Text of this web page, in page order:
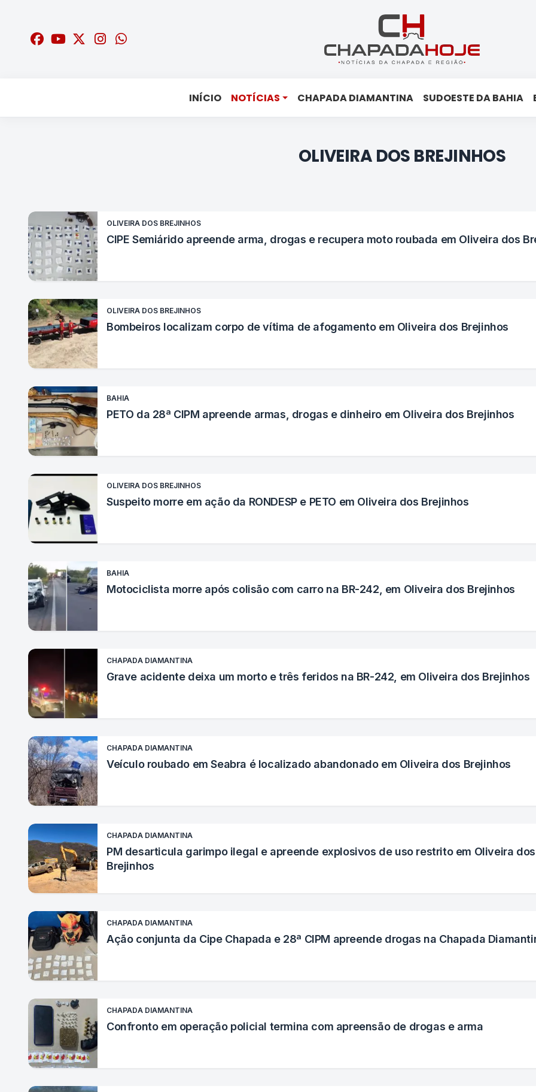
INÍCIO NOTÍCIAS CHAPADA DIAMANTINA SUDOESTE DA BAHIA
OLIVEIRA DOS BREJINHOS
OLIVEIRA DOS BREJINHOS
CIPE Semiárido apreende arma, drogas e recupera moto roubada em Oliveira dos
OLIVEIRA DOS BREJINHOS
Bombeiros localizam corpo de vítima de afogamento em Oliveira dos Brejinhos
BAHIA
PETO da 28ª CIPM apreende armas, drogas e dinheiro em Oliveira dos Brejinhos
OLIVEIRA DOS BREJINHOS
Suspeito morre em ação da RONDESP e PETO em Oliveira dos Brejinhos
BAHIA
Motociclista morre após colisão com carro na BR-242, em Oliveira dos Brejinhos
CHAPADA DIAMANTINA
Grave acidente deixa um morto e três feridos na BR-242, em Oliveira dos Brejinhos
CHAPADA DIAMANTINA
Veículo roubado em Seabra é localizado abandonado em Oliveira dos Brejinhos
CHAPADA DIAMANTINA
PM desarticula garimpo ilegal e apreende explosivos de uso restrito em Oliveira dos
Brejinhos
CHAPADA DIAMANTINA
Ação conjunta da Cipe Chapada e 28ª CIPM apreende drogas na Chapada
CHAPADA DIAMANTINA
Confronto em operação policial termina com apreensão de drogas e arma